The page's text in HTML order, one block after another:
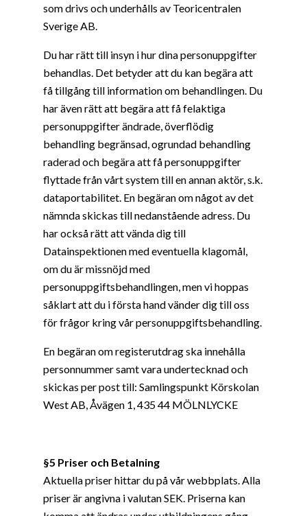
som drivs och underhålls av Teoricentralen
Sverige AB.
Du har rätt till insyn i hur dina personuppgifter
behandlas. Det betyder att du kan begära att
få tillgång till information om behandlingen. Du
har även rätt att begära att få felaktiga
personuppgifter ändrade, överflödig
behandling begränsad, ogrundad behandling
raderad och begära att få personuppgifter
flyttade från vårt system till en annan aktör, s.k.
dataportabilitet. En begäran om något av det
nämnda skickas till nedanstående adress. Du
har också rätt att vända dig till
Datainspektionen med eventuella klagomål,
om du är missnöjd med
personuppgiftsbehandlingen, men vi hoppas
såklart att du i första hand vänder dig till oss
för frågor kring vår personuppgiftsbehandling.
En begäran om registerutdrag ska innehålla
personnummer samt vara undertecknad och
skickas per post till: Samlingspunkt Körskolan
West AB, Åvägen 1, 435 44 MÖLNLYCKE
§5 Priser och Betalning
Aktuella priser hittar du på vår webbplats. Alla
priser är angivna i valutan SEK. Priserna kan